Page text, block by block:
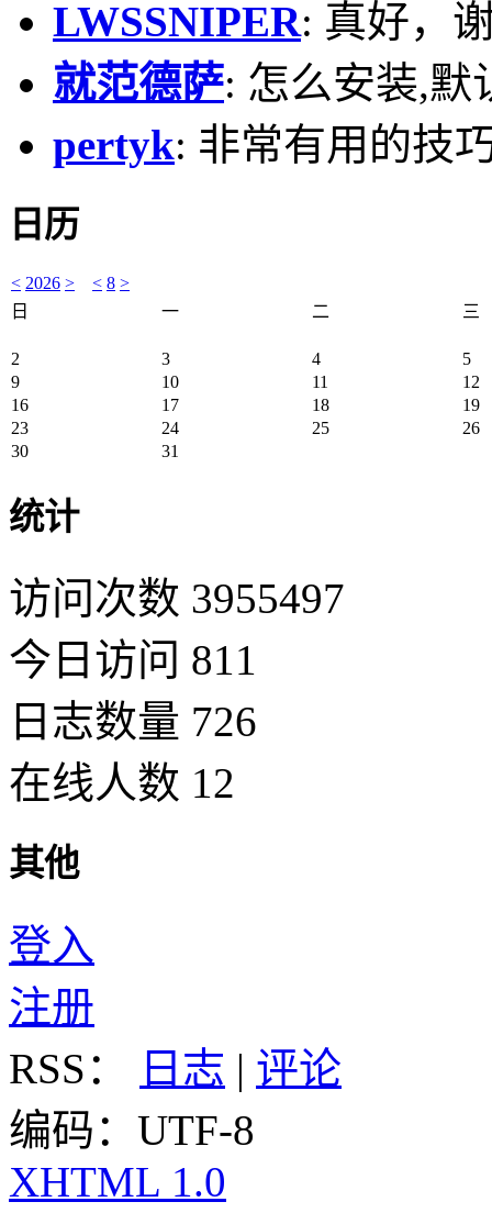
LWSSNIPER: 真好，
就范德萨: 怎么安装,默
pertyk: 非常有用的技
日历
< 2026 > < 8 >
日
一 二 三
2 3 4
5
9
10 11
12
16
17 18
19
23
24 25
26
30
31
统计
访问次数 3955497
今日访问 811
日志数量 726
在线人数 12
其他
登入
注册
RSS：
日志 | 评论
编码：UTF-8
XHTML 1.0